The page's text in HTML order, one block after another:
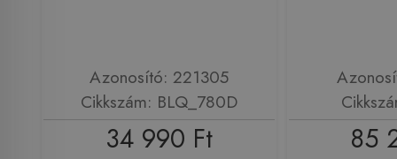
Azonosító: 221305
Cikkszám: BLQ_780D
34 990 Ft 85